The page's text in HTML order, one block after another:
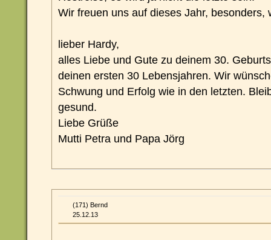
Wir freuen uns auf dieses Jahr, besonders,
lieber Hardy,
alles Liebe und Gute zu deinem 30.
deinen ersten 30 Lebensjahren. Wir
Schwung und Erfolg wie in den letzten.
gesund.
Liebe Grüße
Mutti Petra und Papa Jörg
(171) Bernd
25.12.13